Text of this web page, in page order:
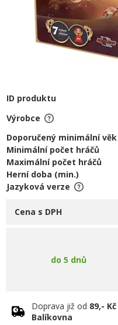
ID produktu
Výrobce
Doporučený minimální věk
Minimální počet hráčů
Maximální počet hráčů
Herní doba (min.)
Jazyková verze
Cena s DPH
do 5 dnů
Doprava již od 89,- Kč
Balíkovna